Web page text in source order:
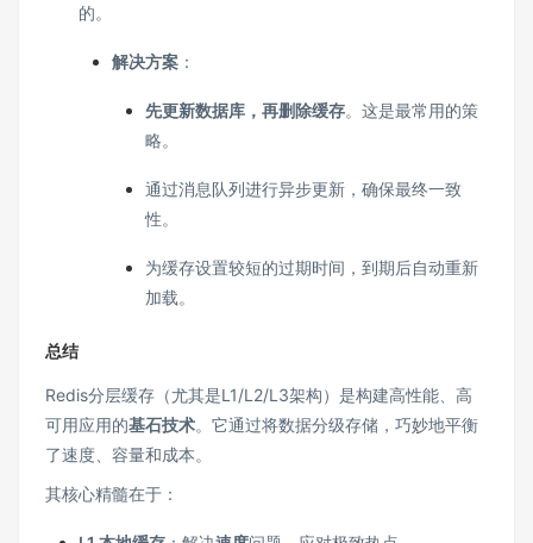
的。
解决方案 ：
先更新数据库，再删除缓存。这是最常用的策
略。
通过消息队列进行异步更新，确保最终一致
性。
为缓存设置较短的过期时间，到期后自动重新
加载。
总结
Redis分层缓存（尤其是L1/L2/L3架构）是构建高性能、高
可用应用的基石技术。它通过将数据分级存储，巧妙地平衡
了速度、容量和成本。
其核心精髓在于：